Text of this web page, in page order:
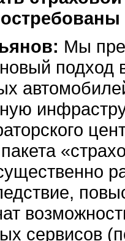
Мы
подход
сервисов